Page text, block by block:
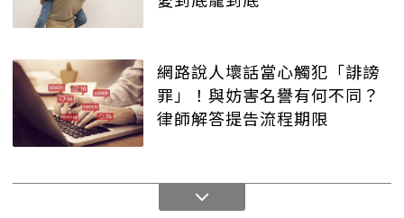
網路說人壞話當心觸犯「誹謗
罪」！與妨害名譽有何不同？
律師解答提告流程期限